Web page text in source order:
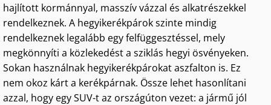
hajlított kormánnyal, masszív vázzal és alkatrészekkel
rendelkeznek. A hegyikerékpárok szinte mindig
rendelkeznek legalább egy felfüggesztéssel, mely
megkönnyíti a közlekedést a sziklás hegyi ösvényeken.
Sokan használnak hegyikerékpárokat aszfalton is. Ez
nem okoz kárt a kerékpárnak. Össze lehet hasonlítani
azzal, hogy egy SUV-t az országúton vezet: a jármű jól